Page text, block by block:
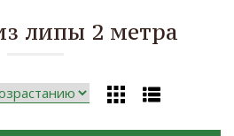
липы 2 метра